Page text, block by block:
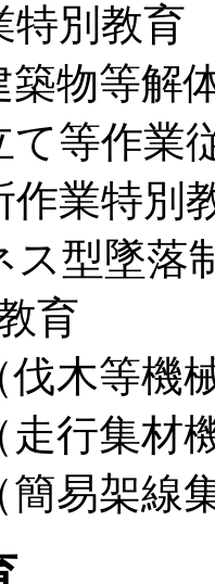
特別教育
築物等解
て等作業
作業特別
ス型墜落
育
伐木等機
走行集材
簡易架線